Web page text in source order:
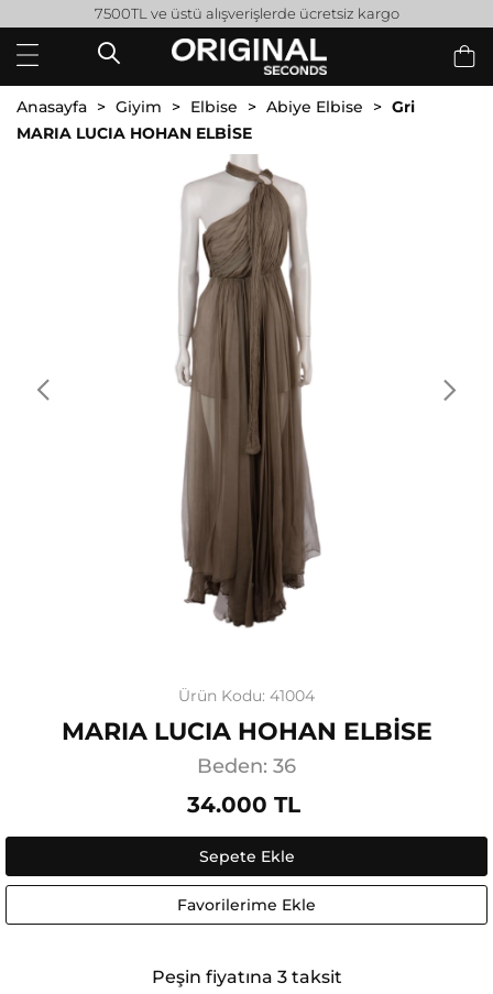
7500TL ve üstü alışverişlerde ücretsiz kargo
Anasayfa Giyim Elbise Abiye Elbise
Gri
MARIA LUCIA HOHAN ELBİSE
Ürün Kodu: 41004
MARIA LUCIA HOHAN ELBİSE
Beden: 36
34.000 TL
Sepete Ekle
Favorilerime Ekle
Peşin fiyatına 3 taksit